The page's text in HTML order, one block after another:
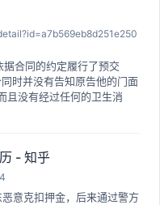
合同的约定履行了预交
时并没有告知原告他的门面
且没有经过任何的卫生消
- 知乎
意克扣押金，后来通过警方